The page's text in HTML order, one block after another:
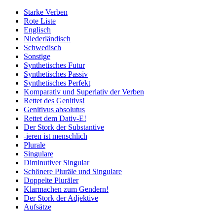
Starke Verben
Rote Liste
Englisch
Niederländisch
Schwedisch
Sonstige
Synthetisches Futur
Synthetisches Passiv
Synthetisches Perfekt
Komparativ und Superlativ der Verben
Rettet des Genitivs!
Genitivus absolutus
Rettet dem Dativ-E!
Der Stork der Substantive
-ieren ist menschlich
Plurale
Singulare
Diminutiver Singular
Schönere Pluräle und Singulare
Doppelte Pluräler
Klarmachen zum Gendern!
Der Stork der Adjektive
Aufsätze